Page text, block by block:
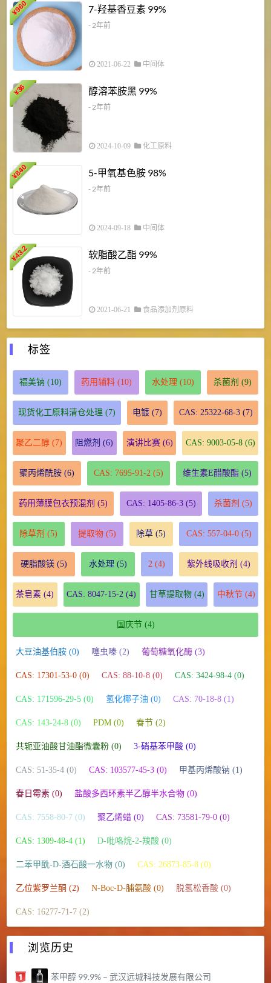
¥
960 7-羟基香豆素 99%
- 2年前
2021-06-22 中间体
¥
36 醇溶苯胺黑 99%
- 2年前
2024-10-09 化工原料
¥
840 5-甲氧基色胺 98%
- 2年前
2024-09-18 中间体
¥
43.2 软脂酸乙酯 99%
- 2年前
2021-06-21 食品添加剂原料
标签
福美钠 (10) 药用辅料 (10) 水处理 (10) 杀菌剂 (9)
现货化工原料清仓处理 (7) 电镀 (7) CAS: 25322-68-3 (7)
聚乙二醇 (7) 阻燃剂 (6) 演讲比赛(6) CAS: 9003-05-8(6)
聚丙烯酰胺(6) CAS: 7695-91-2 (5) 维生素E醋酸酯 (5)
药用薄膜包衣预混剂 (5) CAS: 1405-86-3(5) 杀菌剂 (5)
除草剂 (5) 提取物(5) 除草 (5) CAS: 557-04-0(5)
硬脂酸镁(5) 水处理 (5) 2 (4) 紫外线吸收剂 (4)
茶皂素 (4) CAS: 8047-15-2 (4) 甘草提取物(4) 中秋节(4)
国庆节(4)
大豆油基伯胺 (0) 噻虫嗪 (2) 葡萄糖氧化酶 (3)
CAS: 17301-53-0 (0) CAS: 88-10-8 (0) CAS: 3424-98-4 (0)
CAS: 171596-29-5 (0) 氢化椰子油 (0) CAS: 70-18-8 (1)
CAS: 143-24-8 (0) PDM (0) 春节 (2)
共轭亚油酸甘油酯微囊粉 (0) 3-硝基苯甲酸 (0)
CAS: 51-35-4 (0) CAS: 103577-45-3 (0) 甲基丙烯酸钠 (1)
春日霉素 (0) 盐酸多西环素半乙醇半水合物 (0)
CAS: 7558-80-7 (0) 聚乙烯蜡 (0) CAS: 73581-79-0 (0)
CAS: 1309-48-4 (1) D-吡咯烷-2-羧酸 (0)
二苯甲酰-D-酒石酸一水物 (0) CAS: 26873-85-8 (0)
乙位紫罗兰酮 (2) N-Boc-D-脯氨酸 (0) 脱氢松香酸 (0)
CAS: 16277-71-7 (2)
浏览历史
苯甲醇 99.9% – 武汉远城科技发展有限公司